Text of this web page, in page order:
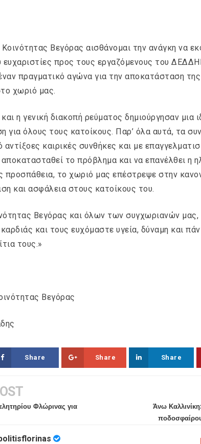
Βεγόρας αισθάνομαι την ανάγκη να
ευχαριστίες προς τους εργαζόμενους του
πραγματικό αγώνα για την αποκατάσταση της
χωριό μας.
η γενική διακοπή ρεύματος δημιούργησαν μια
για όλους τους κατοίκους. Παρ’ όλα αυτά, τα
καιρικές συνθήκες και με
το πρόβλημα και να επανέλθει η
προσπάθεια, το χωριό μας επέστρεψε στην
και ασφάλεια στους κατοίκους του.
Βεγόρας και όλων των συγχωριανών μας,
και τους ευχόμαστε υγεία, δύναμη και
τους.»
Βεγόρας
Share Share Share
Φλώρινας για
Άνω